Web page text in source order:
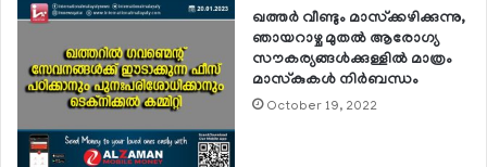
ഖത്തര്‍ വീണ്ടും മാസ്‌ക്കഴിക്കുന്നു,
ഞായറാഴ്ച മുതല്‍ ആരോഗ്യ
സൗകര്യങ്ങള്‍ക്കുള്ളില്‍ മാത്രം
മാസ്‌കുകള്‍ നിര്‍ബന്ധം
October 19, 2022